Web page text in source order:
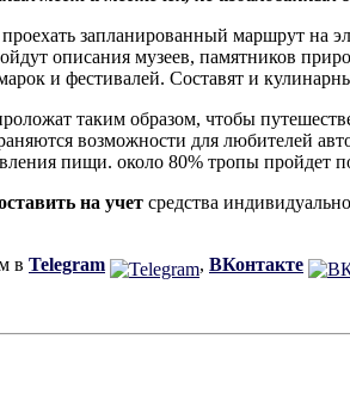
запланированный маршрут на
описания музеев, памятников
и фестивалей. Составят и
таким образом, чтобы
возможности для любителей
пищи. около 80% тропы пройдет
на учет средства
в Telegram , ВКонтакте